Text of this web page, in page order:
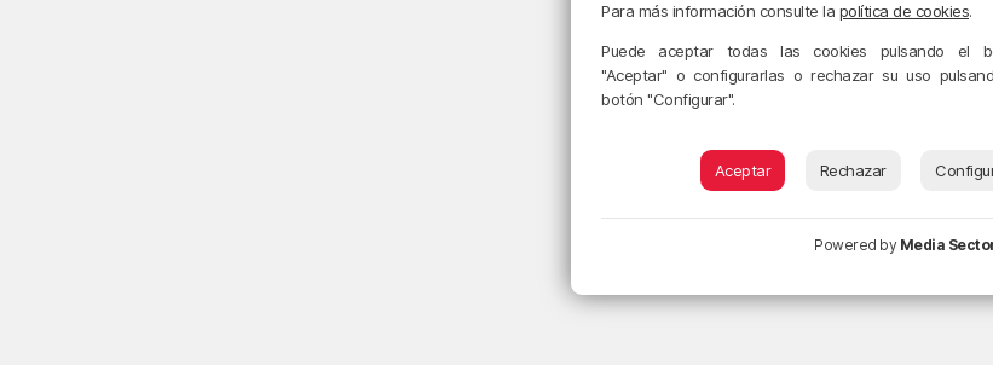
Para más información consulte la política de cookies.
Puede aceptar todas las cookies pulsando el
"Aceptar" o configurarlas o rechazar su uso
botón "Configurar".
Aceptar Rechazar
Powered by Media